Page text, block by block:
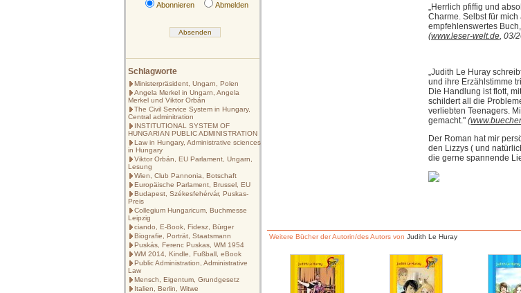
Abonnieren Abmelden
Schlagworte
Ministerpräsident, Ungarn, Polen
Angela Merkel in Ungarn, Angela
Merkel und Viktor Orbán
The Civil Service System in Hungary,
Central adminitration
INSTITUTIONAL SYSTEM OF
HUNGARIAN PUBLIC ADMINISTRATION
Law in Hungary, Administrative sciences
in Hungary
Viktor Orbán, EU Parlament, Ungarn,
Lesung
Wien, Club Pannonia, Botschaft
Europäische Parlament, Brussel, EU
Budapest, Székesfehérvár, Puskas-
Preis
Collegium Hungaricum, Buchmesse
Leipzig
ciando, E-Book, Fidesz, Bürger
Biografie, Porträt, Staatsmann
Puskás, Ferenc Puskas, WM 1954
WM 2014, Kindle, Fußball, eBook
Public Administration, Administrative
Law
Mensch, Eigentum, Grundgesetz
Italien, Berlin, Witwe
„Herrlich pfiffig und
Charme. Selbst für
empfehlenswertes
(www.leser-welt.de, 03/
„Judith Le Huray
und ihre Erzählstimme
Die Handlung ist flott,
schildert all die
verliebten Teenagers.
gemacht." (
Der Roman hat mir
den Lizzys ( und
die gerne spannende
Weitere Bücher der Autorin/des Autors von Judith Le Huray